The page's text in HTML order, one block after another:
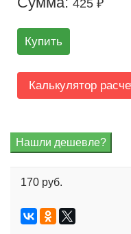
425 ₽
Купить
Калькулятор
170 руб.